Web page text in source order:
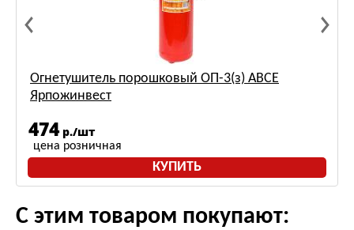
Огнетушитель порошковый ОП-3(з) АВСЕ
Ярпожинвест
474 р./шт
цена розничная
КУПИТЬ
С этим товаром покупают: